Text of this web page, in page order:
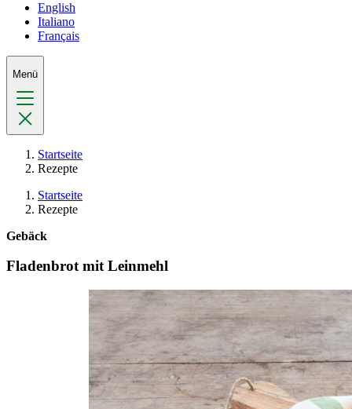
English
Italiano
Français
Menü
Startseite
Rezepte
Startseite
Rezepte
Gebäck
Fladenbrot mit Leinmehl